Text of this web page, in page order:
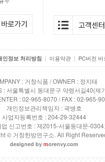
인정보 처리방침 | 이용약관 | PC버전 바
: 거창식품 / OWNER : 정지태
: 서울특별시 동대문구 약령서길40(제
: 02-965-8070 / FAX : 02-965-
개인정보관리책임자 : 곽병호
사업자등록번호 : 204-29-32444
업 신고번호 : 제2015-서울동대문-0304
© 거창한방연구소. All Right
designed by morenvy.com